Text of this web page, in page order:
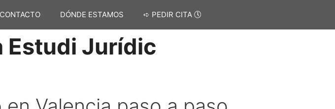
CONTACTO DÓNDE ESTAMOS ➪ PEDIR CITA 🕔
Estudi Jurídic